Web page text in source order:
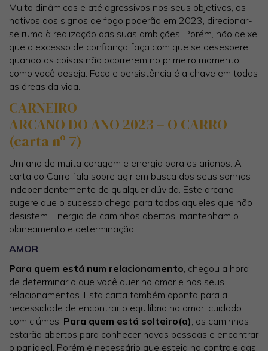
Muito dinâmicos e até agressivos nos seus objetivos, os
nativos dos signos de fogo poderão em 2023, direcionar-
se rumo à realização das suas ambições. Porém, não deixe
que o excesso de confiança faça com que se desespere
quando as coisas não ocorrerem no primeiro momento
como você deseja. Foco e persistência é a chave em todas
as áreas da vida.
CARNEIRO
ARCANO DO ANO 2023 – O CARRO
(carta nº 7)
Um ano de muita coragem e energia para os arianos. A
carta do Carro fala sobre agir em busca dos seus sonhos
independentemente de qualquer dúvida. Este arcano
sugere que o sucesso chega para todos aqueles que não
desistem. Energia de caminhos abertos, mantenham o
planeamento e determinação.
AMOR
Para quem está num relacionamento , chegou a hora
de determinar o que você quer no amor e nos seus
relacionamentos. Esta carta também aponta para a
necessidade de encontrar o equilíbrio no amor, cuidado
com ciúmes. Para quem está solteiro(a) , os caminhos
estarão abertos para conhecer novas pessoas e encontrar
o par ideal. Porém é necessário que esteja no controle das